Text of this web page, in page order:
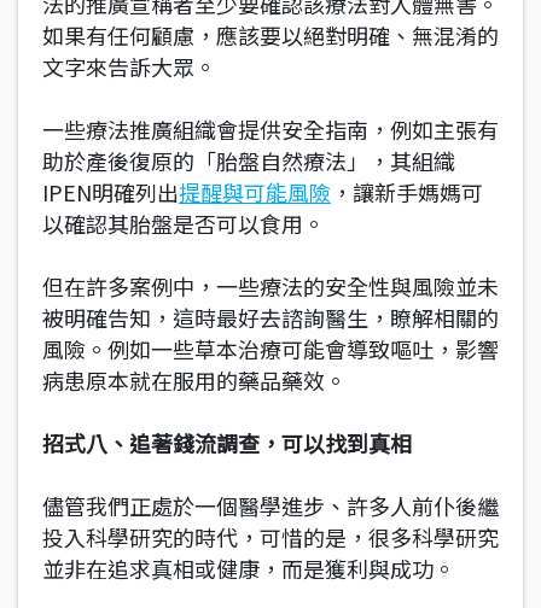
如果有任何顧慮，應該要以絕對明確、無混淆的
文字來告訴大眾。
一些療法推廣組織會提供安全指南，例如主張有
助於產後復原的「胎盤自然療法」，其組織
IPEN明確列出提醒與可能風險 ，讓新手媽媽可
以確認其胎盤是否可以食用。
但在許多案例中，一些療法的安全性與風險並未
被明確告知，這時最好去諮詢醫生，瞭解相關的
風險。例如一些草本治療可能會導致嘔吐，影響
病患原本就在服用的藥品藥效。
招式八、追著錢流調查，可以找到真相
儘管我們正處於一個醫學進步、許多人前仆後繼
投入科學研究的時代，可惜的是，很多科學研究
並非在追求真相或健康，而是獲利與成功。